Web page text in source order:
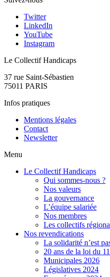
Twitter
LinkedIn
YouTube
Instagram
Le Collectif Handicaps
37 rue Saint-Sébastien
75011 PARIS
Infos pratiques
Mentions légales
Contact
Newsletter
Menu
Le Collectif Handicaps
Qui sommes-nous ?
Nos valeurs
La gouvernance
L’équipe salariée
Nos membres
Les collectifs
Nos revendications
La solidarité n’est
20 ans de la loi du
Municipales 2026
Législatives 2024